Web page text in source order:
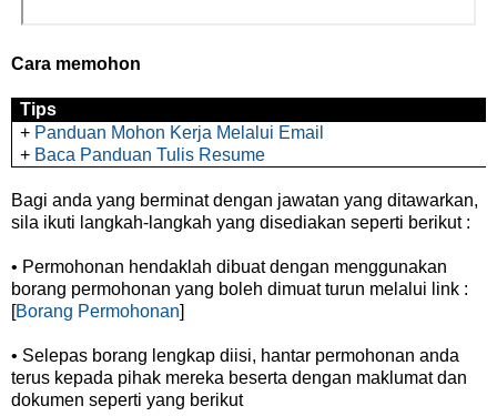
Cara memohon
Tips
+ Panduan Mohon Kerja Melalui Email
+ Baca Panduan Tulis Resume
Bagi anda yang berminat dengan jawatan yang ditawarkan,
sila ikuti langkah-langkah yang disediakan seperti berikut :
• Permohonan hendaklah dibuat dengan menggunakan
borang permohonan yang boleh dimuat turun melalui link :
[Borang Permohonan]
• Selepas borang lengkap diisi, hantar permohonan anda
terus kepada pihak mereka beserta dengan maklumat dan
dokumen seperti yang berikut